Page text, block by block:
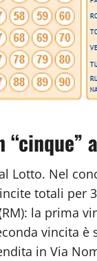
Lotto. Nel
totali per
RM): la prima
vincita è
in Via